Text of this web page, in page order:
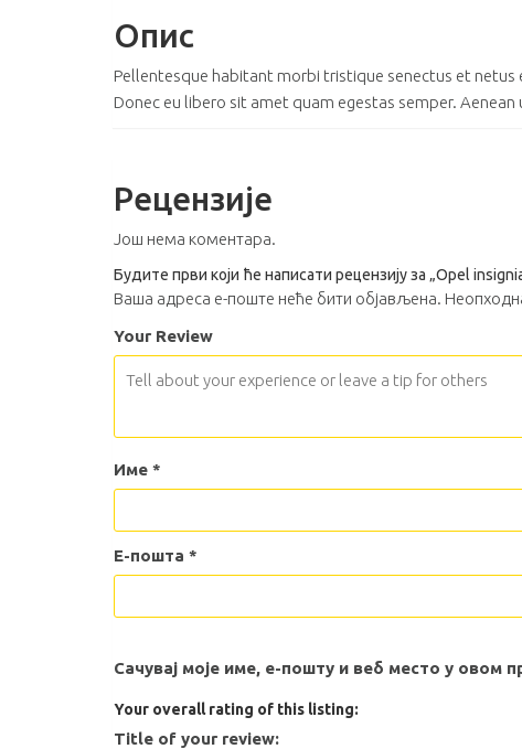
Опис
Pellentesque habitant morbi tristique senectus et
Donec eu libero sit amet quam egestas semper.
Рецензије
Још нема коментара.
Будите први који ће написати рецензију за „Opel
Ваша адреса е-поште неће бити објављена.
Your Review
Име *
Е-пошта *
Сачувај моје име, е-пошту и веб место у овом
Your overall rating of this listing:
Title of your review: